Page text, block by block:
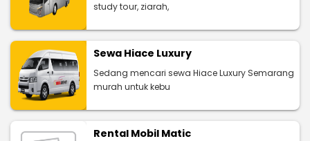
study tour, ziarah,
Sewa Hiace Luxury
Sedang mencari sewa Hiace Luxury Semarang
murah untuk kebu
Rental Mobil Matic